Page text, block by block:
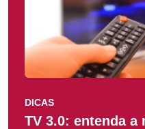
DICAS
TV 3.0: entenda a